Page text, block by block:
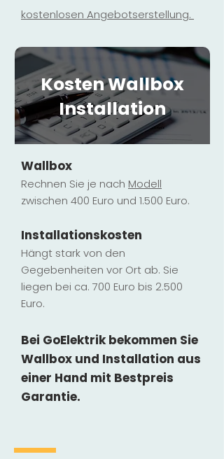
kostenlosen Angebotserstellung.
Kosten Wallbox
Installation
Wallbox
Rechnen Sie je nach Modell
zwischen 400 Euro und 1.500 Euro.
Installationskosten
Hängt stark von den
Gegebenheiten vor Ort ab. Sie
liegen bei ca. 700 Euro bis 2.500
Euro.
Bei GoElektrik bekommen Sie
Wallbox und Installation aus
einer Hand mit Bestpreis
Garantie.